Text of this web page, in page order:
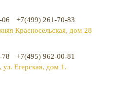
06
+7(499) 261-70-83
Красносельская, дом 28
78
+7(495) 962-00-81
ул. Егерская, дом 1.